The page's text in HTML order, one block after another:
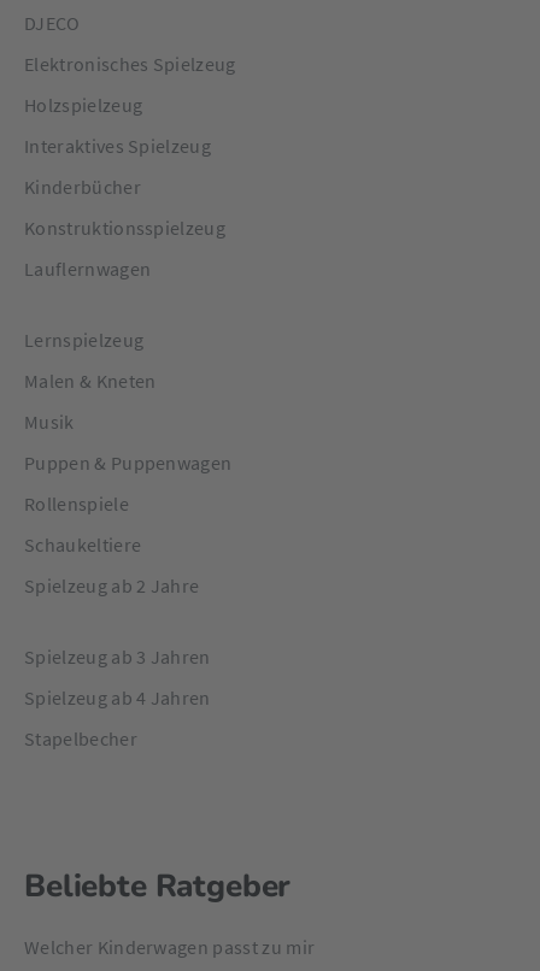
DJECO
Elektronisches Spielzeug
Holzspielzeug
Interaktives Spielzeug
Kinderbücher
Konstruktionsspielzeug
Lauflernwagen
Lernspielzeug
Malen & Kneten
Musik
Puppen & Puppenwagen
Rollenspiele
Schaukeltiere
Spielzeug ab 2 Jahre
Spielzeug ab 3 Jahren
Spielzeug ab 4 Jahren
Stapelbecher
Beliebte Ratgeber
Welcher Kinderwagen passt zu mir